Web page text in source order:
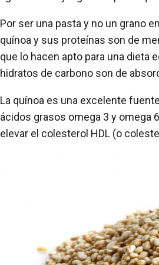
Por ser una pasta y no un grano
quínoa y sus proteínas son de
que lo hacen apto para una dieta
hidratos de carbono son de
La quínoa es una excelente
ácidos grasos omega 3 y omega
elevar el colesterol HDL (o